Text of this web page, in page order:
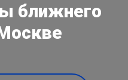
ближнего